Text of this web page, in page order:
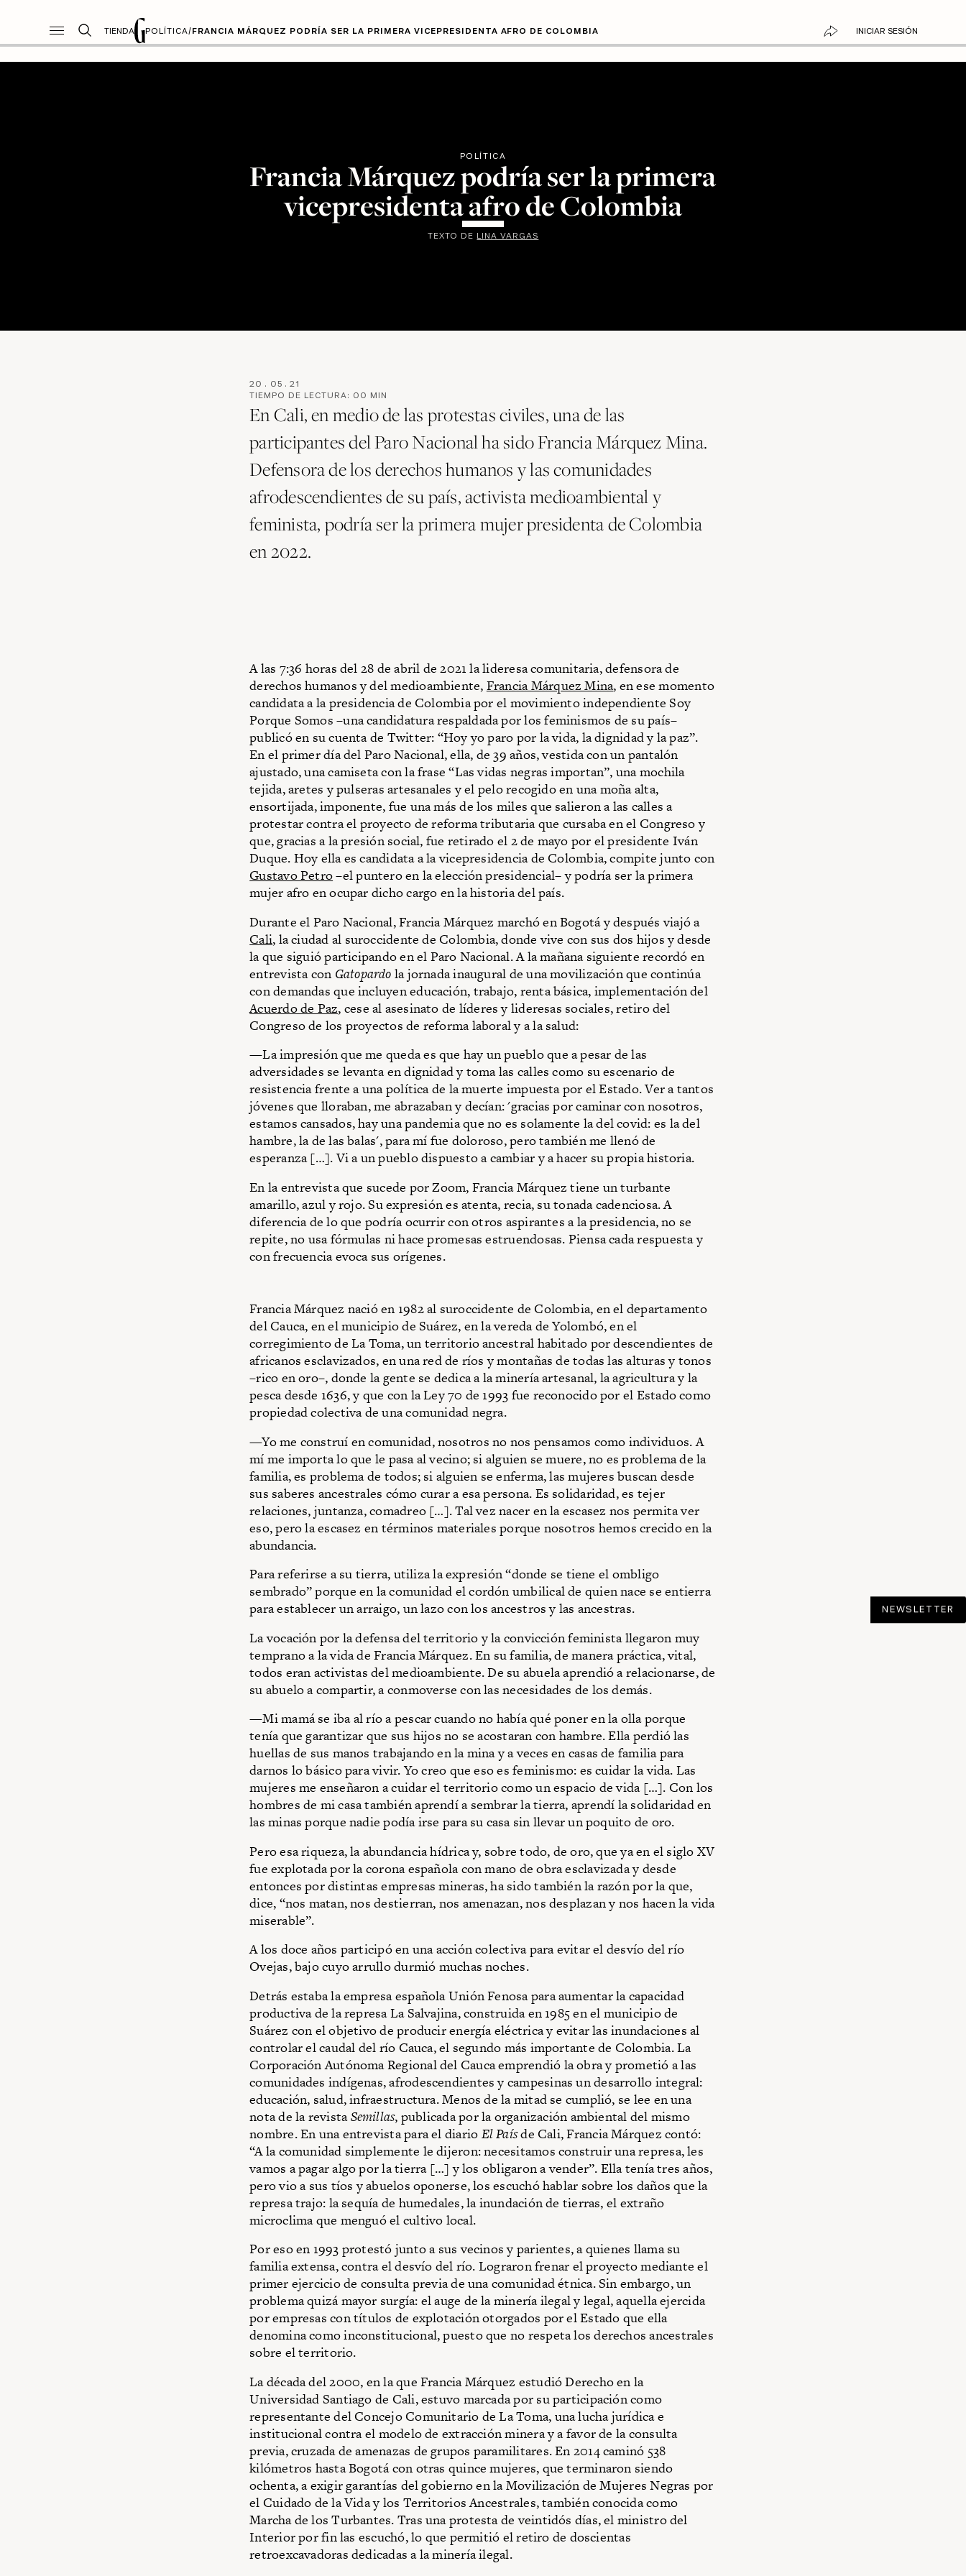
TIENDA POLÍTICA/FRANCIA MÁRQUEZ PODRÍA SER LA PRIMERA VICEPRESIDENTA AFRO DE COLOMBIA INICIAR SESIÓN
POLÍTICA
Francia Márquez podría ser la primera
vicepresidenta afro de Colombia
TEXTO DE LINA VARGAS
20 . 05 . 21
TIEMPO DE LECTURA: 00 MIN
En Cali, en medio de las protestas civiles, una de las
participantes del Paro Nacional ha sido Francia Márquez Mina.
Defensora de los derechos humanos y las comunidades
afrodescendientes de su país, activista medioambiental y
feminista, podría ser la primera mujer presidenta de Colombia
en 2022.
A las 7:36 horas del 28 de abril de 2021 la lideresa comunitaria, defensora de
derechos humanos y del medioambiente, Francia Márquez Mina, en ese momento
candidata a la presidencia de Colombia por el movimiento independiente Soy
Porque Somos –una candidatura respaldada por los feminismos de su país–
publicó en su cuenta de Twitter: “Hoy yo paro por la vida, la dignidad y la paz”.
En el primer día del Paro Nacional, ella, de 39 años, vestida con un pantalón
ajustado, una camiseta con la frase “Las vidas negras importan”, una mochila
tejida, aretes y pulseras artesanales y el pelo recogido en una moña alta,
ensortijada, imponente, fue una más de los miles que salieron a las calles a
protestar contra el proyecto de reforma tributaria que cursaba en el Congreso y
que, gracias a la presión social, fue retirado el 2 de mayo por el presidente Iván
Duque. Hoy ella es candidata a la vicepresidencia de Colombia, compite junto con
Gustavo Petro–el puntero en la elección presidencial– y podría ser la primera
mujer afro en ocupar dicho cargo en la historia del país.
Durante el Paro Nacional, Francia Márquez marchó en Bogotá y después viajó a
Cali, la ciudad al suroccidente de Colombia, donde vive con sus dos hijos y desde
la que siguió participando en el Paro Nacional. A la mañana siguiente recordó en
entrevista con Gatopardo la jornada inaugural de una movilización que continúa
con demandas que incluyen educación, trabajo, renta básica, implementación del
Acuerdo de Paz, cese al asesinato de líderes y lideresas sociales, retiro del
Congreso de los proyectos de reforma laboral y a la salud:
—La impresión que me queda es que hay un pueblo que a pesar de las
adversidades se levanta en dignidad y toma las calles como su escenario de
resistencia frente a una política de la muerte impuesta por el Estado. Ver a tantos
jóvenes que lloraban, me abrazaban y decían: 'gracias por caminar con nosotros,
estamos cansados, hay una pandemia que no es solamente la del covid: es la del
hambre, la de las balas', para mí fue doloroso, pero también me llenó de
esperanza […]. Vi a un pueblo dispuesto a cambiar y a hacer su propia historia.
En la entrevista que sucede por Zoom, Francia Márquez tiene un turbante
amarillo, azul y rojo. Su expresión es atenta, recia, su tonada cadenciosa. A
diferencia de lo que podría ocurrir con otros aspirantes a la presidencia, no se
repite, no usa fórmulas ni hace promesas estruendosas. Piensa cada respuesta y
con frecuencia evoca sus orígenes.
Francia Márquez nació en 1982 al suroccidente de Colombia, en el departamento
del Cauca, en el municipio de Suárez, en la vereda de Yolombó, en el
corregimiento de La Toma, un territorio ancestral habitado por descendientes de
africanos esclavizados, en una red de ríos y montañas de todas las alturas y tonos
–rico en oro–, donde la gente se dedica a la minería artesanal, la agricultura y la
pesca desde 1636, y que con la Ley 70 de 1993 fue reconocido por el Estado como
propiedad colectiva de una comunidad negra.
—Yo me construí en comunidad, nosotros no nos pensamos como individuos. A
mí me importa lo que le pasa al vecino; si alguien se muere, no es problema de la
familia, es problema de todos; si alguien se enferma, las mujeres buscan desde
sus saberes ancestrales cómo curar a esa persona. Es solidaridad, es tejer
relaciones, juntanza, comadreo […]. Tal vez nacer en la escasez nos permita ver
eso, pero la escasez en términos materiales porque nosotros hemos crecido en la
abundancia.
Para referirse a su tierra, utiliza la expresión “donde se tiene el ombligo
sembrado” porque en la comunidad el cordón umbilical de quien nace se entierra
para establecer un arraigo, un lazo con los ancestros y las ancestras.
La vocación por la defensa del territorio y la convicción feminista llegaron muy
temprano a la vida de Francia Márquez. En su familia, de manera práctica, vital,
todos eran activistas del medioambiente. De su abuela aprendió a relacionarse, de
su abuelo a compartir, a conmoverse con las necesidades de los demás.
—Mi mamá se iba al río a pescar cuando no había qué poner en la olla porque
tenía que garantizar que sus hijos no se acostaran con hambre. Ella perdió las
huellas de sus manos trabajando en la mina y a veces en casas de familia para
darnos lo básico para vivir. Yo creo que eso es feminismo: es cuidar la vida. Las
mujeres me enseñaron a cuidar el territorio como un espacio de vida […]. Con los
hombres de mi casa también aprendí a sembrar la tierra, aprendí la solidaridad en
las minas porque nadie podía irse para su casa sin llevar un poquito de oro.
Pero esa riqueza, la abundancia hídrica y, sobre todo, de oro, que ya en el siglo XV
fue explotada por la corona española con mano de obra esclavizada y desde
entonces por distintas empresas mineras, ha sido también la razón por la que,
dice, “nos matan, nos destierran, nos amenazan, nos desplazan y nos hacen la vida
miserable”.
A los doce años participó en una acción colectiva para evitar el desvío del río
Ovejas, bajo cuyo arrullo durmió muchas noches.
Detrás estaba la empresa española Unión Fenosa para aumentar la capacidad
productiva de la represa La Salvajina, construida en 1985 en el municipio de
Suárez con el objetivo de producir energía eléctrica y evitar las inundaciones al
controlar el caudal del río Cauca, el segundo más importante de Colombia. La
Corporación Autónoma Regional del Cauca emprendió la obra y prometió a las
comunidades indígenas, afrodescendientes y campesinas un desarrollo integral:
educación, salud, infraestructura. Menos de la mitad se cumplió, se lee en una
nota de la revistaSemillas, publicada por la organización ambiental del mismo
nombre. En una entrevista para el diario El Paísde Cali, Francia Márquez contó:
“A la comunidad simplemente le dijeron: necesitamos construir una represa, les
vamos a pagar algo por la tierra […] y los obligaron a vender”. Ella tenía tres años,
pero vio a sus tíos y abuelos oponerse, los escuchó hablar sobre los daños que la
represa trajo: la sequía de humedales, la inundación de tierras, el extraño
microclima que menguó el cultivo local.
Por eso en 1993 protestó junto a sus vecinos y parientes, a quienes llama su
familia extensa, contra el desvío del río. Lograron frenar el proyecto mediante el
primer ejercicio de consulta previa de una comunidad étnica. Sin embargo, un
problema quizá mayor surgía: el auge de la minería ilegal y legal, aquella ejercida
por empresas con títulos de explotación otorgados por el Estado que ella
denomina como inconstitucional, puesto que no respeta los derechos ancestrales
sobre el territorio.
La década del 2000, en la que Francia Márquez estudió Derecho en la
Universidad Santiago de Cali, estuvo marcada por su participación como
representante del Concejo Comunitario de La Toma, una lucha jurídica e
institucional contra el modelo de extracción minera y a favor de la consulta
previa, cruzada de amenazas de grupos paramilitares. En 2014 caminó 538
kilómetros hasta Bogotá con otras quince mujeres, que terminaron siendo
ochenta, a exigir garantías del gobierno en la Movilización de Mujeres Negras por
el Cuidado de la Vida y los Territorios Ancestrales, también conocida como
Marcha de los Turbantes. Tras una protesta de veintidós días, el ministro del
Interior por fin las escuchó, lo que permitió el retiro de doscientas
retroexcavadoras dedicadas a la minería ilegal.
NEWSLETTER